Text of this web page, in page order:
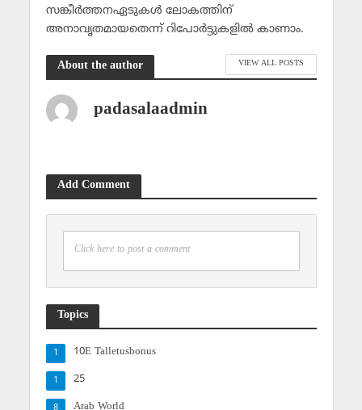
സങ്കീര്‍ത്തനഏടുകള്‍ ലോകത്തിന്
അനാവൃതമായതെന്ന് റിപോര്‍ട്ടുകളില്‍ കാണാം.
About the author VIEW ALL POSTS
padasalaadmin
Add Comment
Click here to post a comment
Topics
10E Talletusbonus
1
25
1
Arab World